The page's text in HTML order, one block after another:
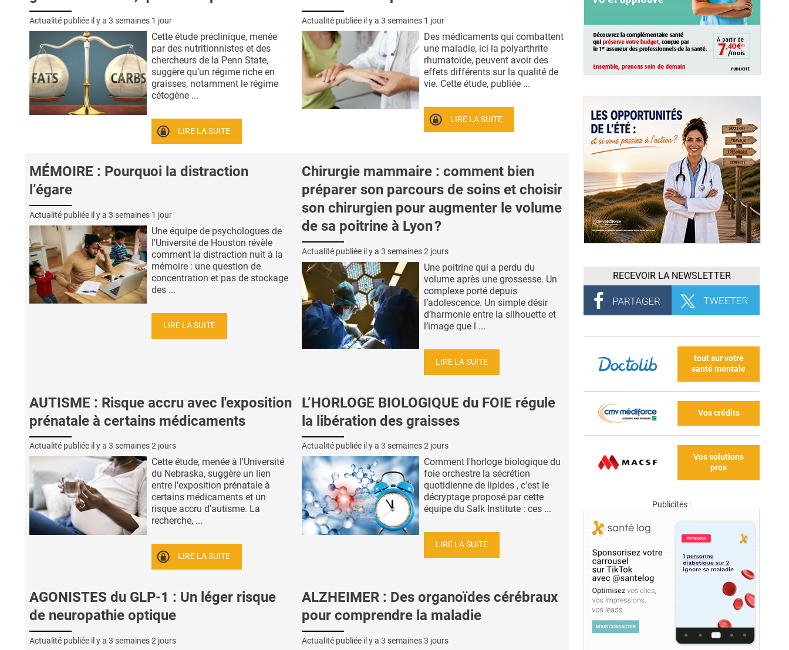
Actualité publiée il y a 3 semaines 1 jour
Cette étude préclinique, menée
par des nutritionnistes et des
chercheurs de la Penn State,
suggère qu’un régime riche en
graisses, notamment le régime
cétogène ...
LIRE LA SUITE
Actualité publiée il y a 3 semaines 1 jour
Des médicaments qui combattent
une maladie, ici la polyarthrite
rhumatoïde, peuvent avoir des
effets différents sur la qualité de
vie. Cette étude, publiée ...
LIRE LA SUITE
MÉMOIRE : Pourquoi la distraction
l’égare
Actualité publiée il y a 3 semaines 1 jour
Une équipe de psychologues de
l'Université de Houston révèle
comment la distraction nuit à la
mémoire : une question de
concentration et pas de stockage
des ...
LIRE LA SUITE
Chirurgie mammaire : comment bien
préparer son parcours de soins et choisir
son chirurgien pour augmenter le volume
de sa poitrine à Lyon ?
Actualité publiée il y a 3 semaines 2 jours
Une poitrine qui a perdu du
volume après une grossesse. Un
complexe porté depuis
l’adolescence. Un simple désir
d’harmonie entre la silhouette et
l’image que l ...
LIRE LA SUITE
AUTISME : Risque accru avec l'exposition
prénatale à certains médicaments
Actualité publiée il y a 3 semaines 2 jours
Cette étude, menée à l'Université
du Nebraska, suggère un lien
entre l'exposition prénatale à
certains médicaments et un
risque accru d'autisme. La
recherche, ...
LIRE LA SUITE
L’HORLOGE BIOLOGIQUE du FOIE régule
la libération des graisses
Actualité publiée il y a 3 semaines 2 jours
Comment l'horloge biologique du
foie orchestre la sécrétion
quotidienne de lipides , c’est le
décryptage proposé par cette
équipe du Salk Institute : ces ...
LIRE LA SUITE
AGONISTES du GLP-1 : Un léger risque
de neuropathie optique
Actualité publiée il y a 3 semaines 2 jours
ALZHEIMER : Des organoïdes cérébraux
pour comprendre la maladie
Actualité publiée il y a 3 semaines 3 jours
RECEVOIR LA NEWSLETTER
tout sur votre
santé mentale
Vos crédits
Vos solutions
pros
Publicités :